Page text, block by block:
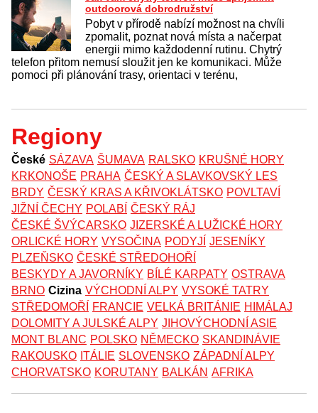
outdoorová dobrodružství
Pobyt v přírodě nabízí možnost na chvíli
zpomalit, poznat nová místa a načerpat
energii mimo každodenní rutinu. Chytrý
telefon přitom nemusí sloužit jen ke komunikaci. Může
pomoci při plánování trasy, orientaci v terénu,
Regiony
České SÁZAVA ŠUMAVA RALSKO KRUŠNÉ HORY
KRKONOŠE PRAHA ČESKÝ A SLAVKOVSKÝ LES
BRDY ČESKÝ KRAS A KŘIVOKLÁTSKO POVLTAVÍ
JIŽNÍ ČECHY POLABÍ ČESKÝ RÁJ
ČESKÉ ŠVÝCARSKO JIZERSKÉ A LUŽICKÉ HORY
ORLICKÉ HORY VYSOČINA PODYJÍ JESENÍKY
PLZEŇSKO ČESKÉ STŘEDOHOŘÍ
BESKYDY A JAVORNÍKY BÍLÉ KARPATY OSTRAVA
BRNO Cizina VÝCHODNÍ ALPY VYSOKÉ TATRY
STŘEDOMOŘÍ
FRANCIE VELKÁ BRITÁNIE HIMÁLAJ
DOLOMITY A JULSKÉ ALPY JIHOVÝCHODNÍ ASIE
MONT BLANC POLSKO NĚMECKO SKANDINÁVIE
RAKOUSKO ITÁLIE SLOVENSKO ZÁPADNÍ ALPY
CHORVATSKO KORUTANY BALKÁN AFRIKA